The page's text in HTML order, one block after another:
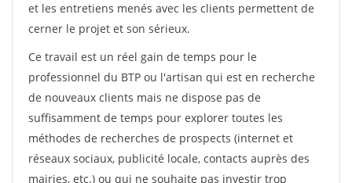
et les entretiens menés avec les clients permettent de
cerner le projet et son sérieux.
Ce travail est un réel gain de temps pour le
professionnel du BTP ou l'artisan qui est en recherche
de nouveaux clients mais ne dispose pas de
suffisamment de temps pour explorer toutes les
méthodes de recherches de prospects (internet et
réseaux sociaux, publicité locale, contacts auprès des
mairies, etc.) ou qui ne souhaite pas investir trop